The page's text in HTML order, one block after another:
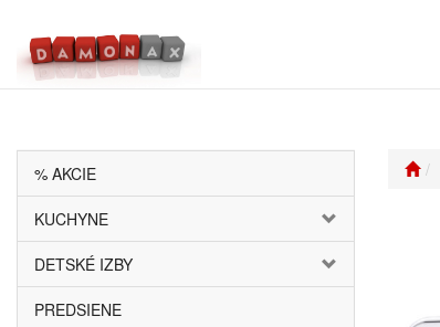
% AKCIE
KUCHYNE
DETSKÉ IZBY
PREDSIENE